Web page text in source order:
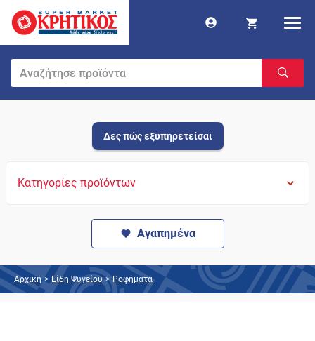
Δες πώς εξυπηρετείσαι
Κατηγορίες προϊόντων
Αγαπημένα
Αρχική > Είδη Ψυγείου > Ροφήματα